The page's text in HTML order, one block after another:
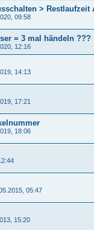
> Restlaufzeit
09:58
= 3 mal händeln ???
12:16
14:13
17:21
18:06
05:47
15:20